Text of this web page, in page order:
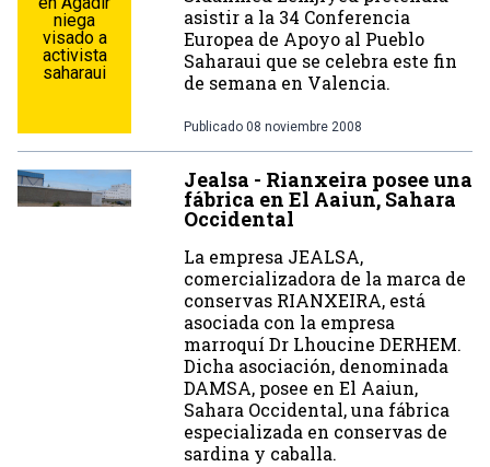
niega
visado a
activista
saharaui
asistir a la 34 Conferencia
Europea de Apoyo al Pueblo
Saharaui que se celebra este fin
de semana en Valencia.
Publicado 08 noviembre 2008
Jealsa - Rianxeira posee una
fábrica en El Aaiun, Sahara
Occidental
La empresa JEALSA,
comercializadora de la marca de
conservas RIANXEIRA, está
asociada con la empresa
marroquí­ Dr Lhoucine DERHEM.
Dicha asociación, denominada
DAMSA, posee en El Aaiun,
Sahara Occidental, una fábrica
especializada en conservas de
sardina y caballa.